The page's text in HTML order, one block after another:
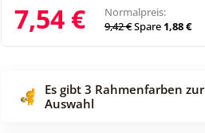
7,54 €
Normalpreis:
9,42 €Spare 1,88 €
Es gibt 3 Rahmenfarben zur
Auswahl